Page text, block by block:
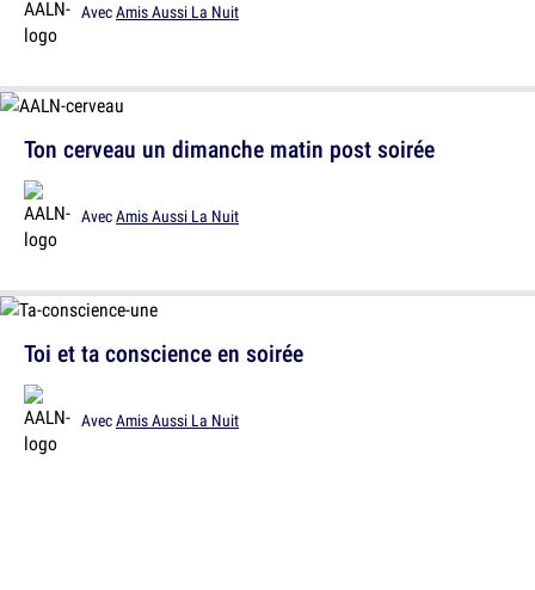
Ton cerveau un dimanche matin post soirée
AvecAmis Aussi La Nuit
AvecAmis Aussi La Nuit
Toi et ta conscience en soirée
AvecAmis Aussi La Nuit